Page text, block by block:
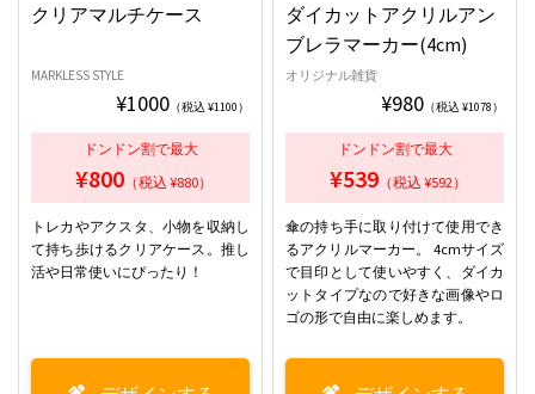
クリアマルチケース
MARKLESS STYLE
¥1000 （税込 ¥1100）
ドンドン割で最大
¥800 （税込 ¥880）
トレカやアクスタ、小物を収納し
て持ち歩けるクリアケース。推し
活や日常使いにぴったり！
ダイカットアクリルアン
ブレラマーカー(4cm)
オリジナル雑貨
¥980 （税込 ¥1078）
ドンドン割で最大
¥539 （税込 ¥592）
傘の持ち手に取り付けて使用でき
るアクリルマーカー。 4cmサイズ
で目印として使いやすく、ダイカ
ットタイプなので好きな画像やロ
ゴの形で自由に楽しめます。